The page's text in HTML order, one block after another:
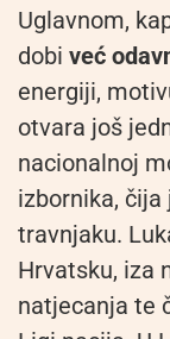
Uglavnom,
dobi već
energiji,
otvara još
nacionalnoj
izbornika, čija
travnjaku.
Hrvatsku, iza
natjecanja te